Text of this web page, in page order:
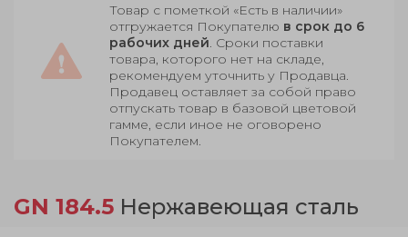
Товар с пометкой «Есть в наличии»
отгружается Покупателю в срок до 6
рабочих дней. Сроки поставки
товара, которого нет на складе,
рекомендуем уточнить у Продавца.
Продавец оставляет за собой право
отпускать товар в базовой цветовой
гамме, если иное не оговорено
Покупателем.
GN 184.5 Нержавеющая сталь